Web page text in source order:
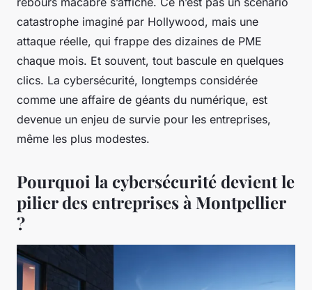
catastrophe imaginé par Hollywood, mais une
attaque réelle, qui frappe des dizaines de PME
chaque mois. Et souvent, tout bascule en quelques
clics. La cybersécurité, longtemps considérée
comme une affaire de géants du numérique, est
devenue un enjeu de survie pour les entreprises,
même les plus modestes.
Pourquoi la cybersécurité devient le
pilier des entreprises à Montpellier
?